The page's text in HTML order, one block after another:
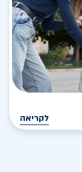
לקריאה